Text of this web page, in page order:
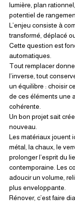
lumière, plan
potentiel de
L’enjeu consiste à
transformé, déplacé
Cette question est
automatiques.
Tout remplacer
l’inverse, tout
un équilibre : choisir
de ces éléments une
cohérente.
Un bon projet sait
nouveau.
Les matériaux jouent
métal, la chaux, le
prolonger l’esprit du
contemporaine. Les
adoucir un volume,
plus enveloppante.
Rénover, c’est faire